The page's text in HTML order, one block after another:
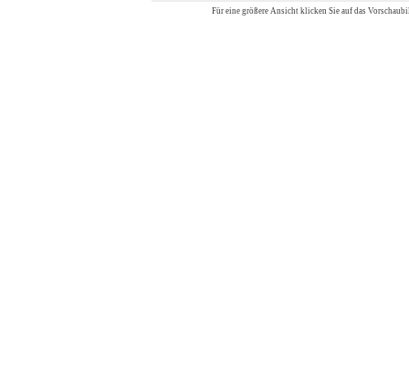
Für eine größere Ansicht klicken Sie auf das